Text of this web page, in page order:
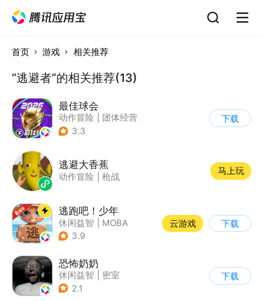
首页 游戏 相关推荐
“逃避者”的相关推荐(13)
最佳球会
动作冒险
团体经营
| 足球
3.3
下载
逃避大香蕉
动作冒险 枪战
马上玩
逃跑吧！少年
休闲益智
MOBA
| 非对称竞技
3.9
云游戏 下载
恐怖奶奶
休闲益智
密室
| 恐怖奶奶
2.1
下载